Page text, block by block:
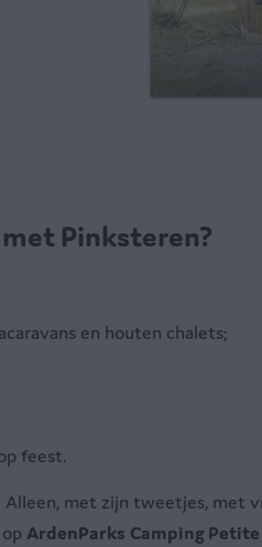
Pinksteren?
en houten chalets;
feest.
met zijn tweetjes, met
ArdenParks Camping Petite